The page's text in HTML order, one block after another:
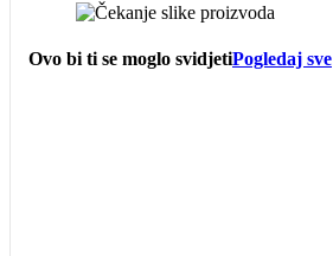
Ovo bi ti se moglo svidjetiPogledaj sve